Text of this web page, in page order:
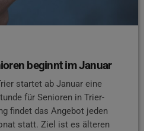
beginnt im Januar
startet ab Januar eine
für Senioren in Trier-
findet das Angebot jeden
statt. Ziel ist es älteren